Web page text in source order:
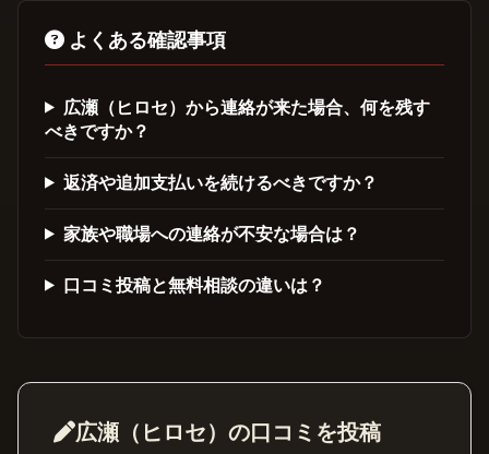
よくある確認事項
広瀬（ヒロセ）から連絡が来た場合、何を残す
べきですか？
返済や追加支払いを続けるべきですか？
家族や職場への連絡が不安な場合は？
口コミ投稿と無料相談の違いは？
広瀬（ヒロセ）の口コミを投稿